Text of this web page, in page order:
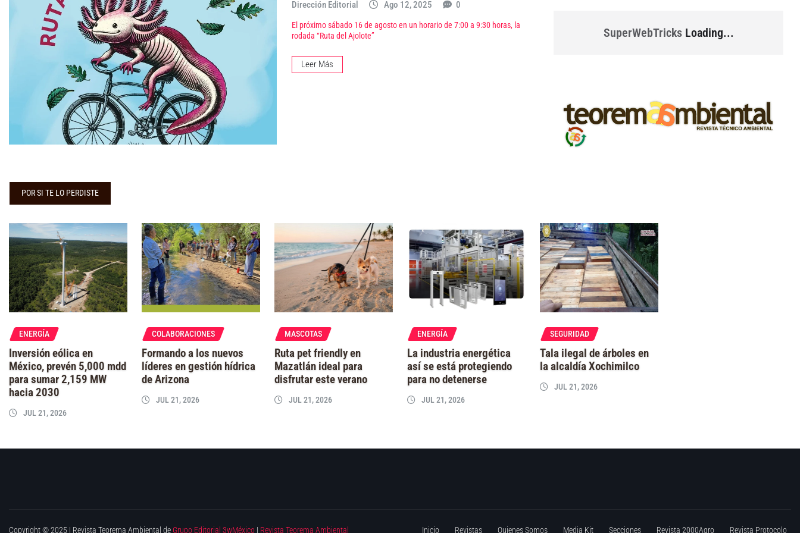
Dirección Editorial Ago 12, 2025 0
El próximo sábado 16 de agosto en un horario de 7:00 a 9:30 horas, la
rodada “Ruta del Ajolote”
Leer Más
SuperWebTricksLoading...
POR SI TE LO PERDISTE
ENERGÍA
Inversión eólica en
México, prevén 5,000 mdd
para sumar 2,159 MW
hacia 2030
JUL 21, 2026
COLABORACIONES
Formando a los nuevos
líderes en gestión hídrica
de Arizona
JUL 21, 2026
MASCOTAS
Ruta pet friendly en
Mazatlán ideal para
disfrutar este verano
JUL 21, 2026
ENERGÍA
La industria energética
así se está protegiendo
para no detenerse
JUL 21, 2026
SEGURIDAD
Tala ilegal de árboles en
la alcaldía Xochimilco
JUL 21, 2026
Copyright © 2025 | Revista Teorema Ambiental de Grupo Editorial 3wMéxico | Revista Teorema Ambiental Inicio Revistas Quienes Somos Media Kit Secciones Revista 2000Agro Revista Protocolo